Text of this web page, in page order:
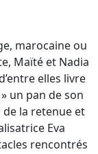
marocaine ou
Maïté et Nadia
elles livre
un pan de son
de la retenue et
Eva
rencontrés